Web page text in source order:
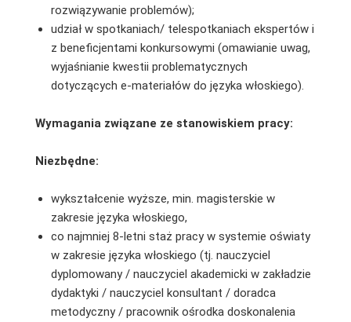
rozwiązywanie problemów);
udział w spotkaniach/ telespotkaniach ekspertów i
z beneficjentami konkursowymi (omawianie uwag,
wyjaśnianie kwestii problematycznych
dotyczących e-materiałów do języka włoskiego).
Wymagania związane ze stanowiskiem pracy:
Niezbędne:
wykształcenie wyższe, min. magisterskie w
zakresie języka włoskiego,
co najmniej 8-letni staż pracy w systemie oświaty
w zakresie języka włoskiego (tj. nauczyciel
dyplomowany / nauczyciel akademicki w zakładzie
dydaktyki / nauczyciel konsultant / doradca
metodyczny / pracownik ośrodka doskonalenia